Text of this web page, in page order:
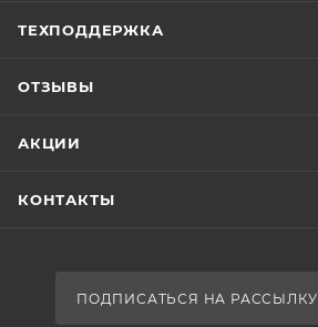
ТЕХПОДДЕРЖКА
ОТЗЫВЫ
АКЦИИ
КОНТАКТЫ
ПОДПИСАТЬСЯ НА РАССЫЛКУ